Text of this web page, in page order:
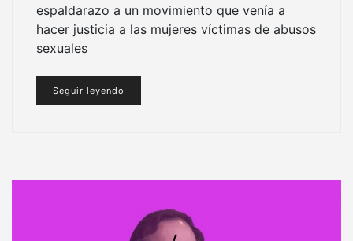
espaldarazo a un movimiento que venía a
hacer justicia a las mujeres víctimas de abusos
sexuales
Seguir leyendo